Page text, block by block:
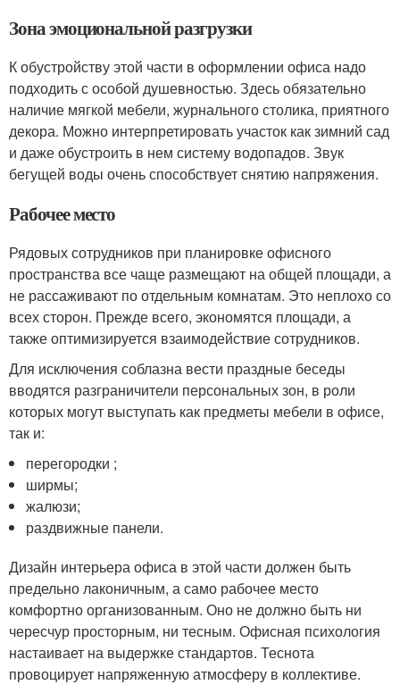
Зона эмоциональной разгрузки
К обустройству этой части в оформлении офиса надо
подходить с особой душевностью. Здесь обязательно
наличие мягкой мебели, журнального столика, приятного
декора. Можно интерпретировать участок как зимний сад
и даже обустроить в нем систему водопадов. Звук
бегущей воды очень способствует снятию напряжения.
Рабочее место
Рядовых сотрудников при планировке офисного
пространства все чаще размещают на общей площади, а
не рассаживают по отдельным комнатам. Это неплохо со
всех сторон. Прежде всего, экономятся площади, а
также оптимизируется взаимодействие сотрудников.
Для исключения соблазна вести праздные беседы
вводятся разграничители персональных зон, в роли
которых могут выступать как предметы мебели в офисе,
так и:
перегородки ;
ширмы;
жалюзи;
раздвижные панели.
Дизайн интерьера офиса в этой части должен быть
предельно лаконичным, а само рабочее место
комфортно организованным. Оно не должно быть ни
чересчур просторным, ни тесным. Офисная психология
настаивает на выдержке стандартов. Теснота
провоцирует напряженную атмосферу в коллективе.